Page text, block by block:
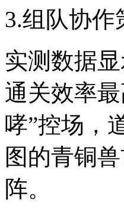
3.组队协作
实测数据
通关效率
哮”控场，
图的青铜
阵。